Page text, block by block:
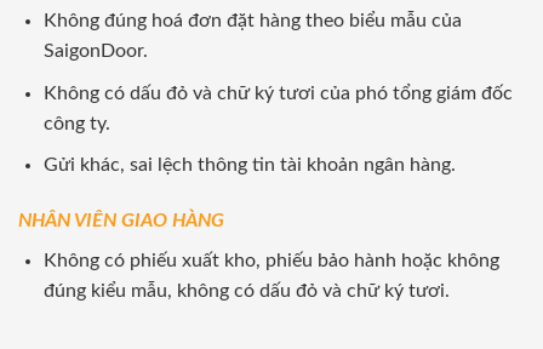
Không đúng hoá đơn đặt hàng theo biểu mẫu của
SaigonDoor.
Không có dấu đỏ và chữ ký tươi của phó tổng giám đốc
công ty.
Gửi khác, sai lệch thông tin tài khoản ngân hàng.
NHÂN VIÊN GIAO HÀNG
Không có phiếu xuất kho, phiếu bảo hành hoặc không
đúng kiểu mẫu, không có dấu đỏ và chữ ký tươi.